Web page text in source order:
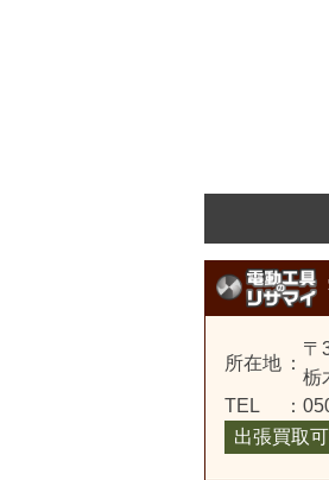
所在地 ：
〒
栃
TEL
：
出張買取